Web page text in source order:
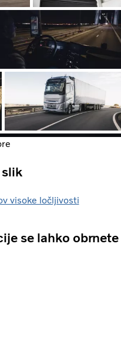
slik
visoke ločljivosti
se lahko obrnete